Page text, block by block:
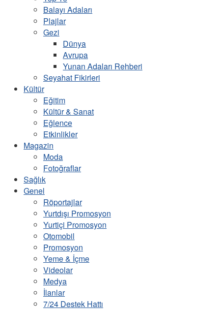
Balayı Adaları
Plajlar
Gezi
Dünya
Avrupa
Yunan Adaları Rehberi
Seyahat Fikirleri
Kültür
Eğitim
Kültür & Sanat
Eğlence
Etkinlikler
Magazin
Moda
Fotoğraflar
Sağlık
Genel
Röportajlar
Yurtdışı Promosyon
Yurtiçi Promosyon
Otomobil
Promosyon
Yeme & İçme
Videolar
Medya
İlanlar
7/24 Destek Hattı